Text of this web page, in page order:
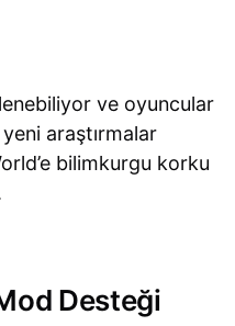
ve oyuncular
araştırmalar
bilimkurgu korku
Desteği